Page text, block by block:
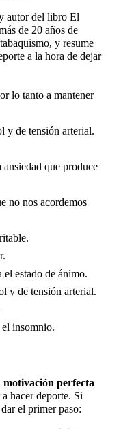
del libro El
de 20 años de
y resume
a la hora de dejar
lo tanto a mantener
y de tensión arterial.
que produce
no nos acordemos
estado de ánimo.
y de tensión arterial.
insomnio.
motivación perfecta
hacer deporte. Si
el primer paso: